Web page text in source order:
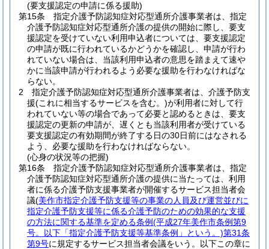
(要支援認定の申請に係る援助)
第15条
指定介護予防認知症対応型通所介護事業者は、指定
介護予防認知症対応型通所介護の提供の開始に際し、要支
援認定を受けていない利用申込者については、要支援認定
の申請が既に行われているかどうかを確認し、申請が行わ
れていない場合は、当該利用申込者の意思を踏まえて速や
かに当該申請が行われるよう必要な援助を行わなければな
らない。
2
指定介護予防認知症対応型通所介護事業者は、介護予防支
援(これに相当するサービスを含む。)が利用者に対して行
われていない等の場合であって必要と認めるときは、要支
援認定の更新の申請が、遅くとも当該利用者が受けている
要支援認定の有効期間が終了する日の30日前にはなされる
よう、必要な援助を行わなければならない。
(心身の状況等の把握)
第16条
指定介護予防認知症対応型通所介護事業者は、指定
介護予防認知症対応型通所介護の提供に当たっては、利用
者に係る介護予防支援事業者が開催するサービス担当者会
議(美作市指定介護予防支援等の事業の人員及び運営並びに
指定介護予防支援等に係る介護予防のための効果的な支援
の方法に関する基準を定める条例(平成27年美作市条例第9
号。以下「指定介護予防支援等基準条例」という。)第31条
第9号に規定するサービス担当者会議をいう。以下この章に